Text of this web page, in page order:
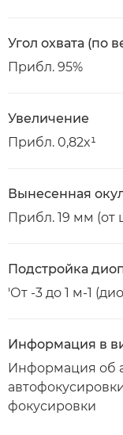
Угол охвата (по
Прибл. 95%
Увеличение
Прибл. 0,82x¹
Вынесенная
Прибл. 19 мм (от
Подстройка
'От -3 до 1 м-1
Информация в
Информация об
фокусировки